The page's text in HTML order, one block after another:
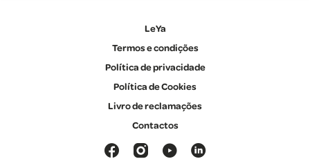
LeYa
Termos e condições
Política de privacidade
Política de Cookies
Livro de reclamações
Contactos